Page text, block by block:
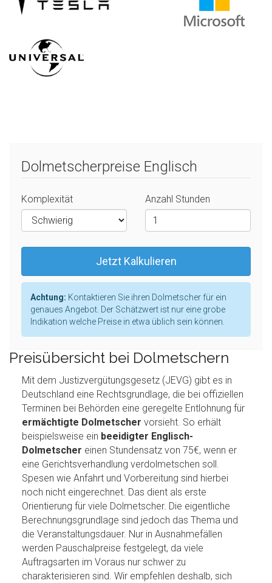
Dolmetscherpreise Englisch
Komplexität Anzahl Stunden
Jetzt Kalkulieren
Achtung: Kontaktieren Sie ihren Dolmetscher für ein
genaues Angebot. Der Schätzwert ist nur eine grobe
Indikation welche Preise in etwa üblich sein können.
Preisübersicht bei Dolmetschern
Mit dem Justizvergütungsgesetz (JEVG) gibt es in
Deutschland eine Rechtsgrundlage, die bei offiziellen
Terminen bei Behörden eine geregelte Entlohnung für
ermächtigte Dolmetscher vorsieht. So erhält
beispielsweise ein beeidigter Englisch-
Dolmetscher einen Stundensatz von 75€, wenn er
eine Gerichtsverhandlung verdolmetschen soll.
Spesen wie Anfahrt und Vorbereitung sind hierbei
noch nicht eingerechnet. Das dient als erste
Orientierung für viele Dolmetscher. Die eigentliche
Berechnungsgrundlage sind jedoch das Thema und
die Veranstaltungsdauer. Nur in Ausnahmefällen
werden Pauschalpreise festgelegt, da viele
Auftragsarten im Voraus nur schwer zu
charakterisieren sind. Wir empfehlen deshalb, sich